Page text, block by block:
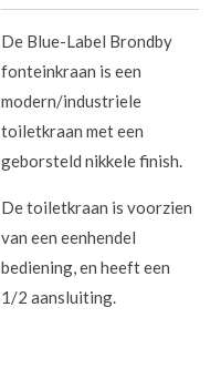
De Blue-Label Brondby
fonteinkraan is een
modern/industriele
toiletkraan met een
geborsteld nikkele finish.
De toiletkraan is voorzien
van een eenhendel
bediening, en heeft een
1/2 aansluiting.